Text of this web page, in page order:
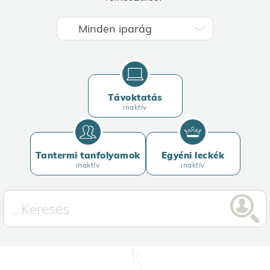
Távoktatás
inaktív
Tantermi tanfolyamok
inaktív
Egyéni leckék
inaktív